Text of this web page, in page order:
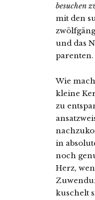
besuchen
mit den
und das
parenten.
Wie
kleine
zu
in
noch
Herz,
kuschelt